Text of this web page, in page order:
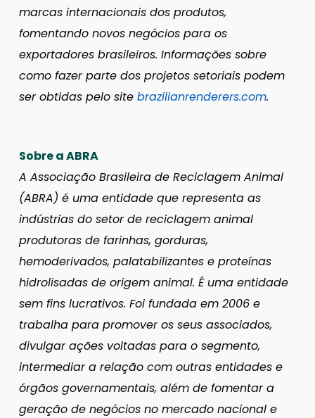
marcas internacionais dos produtos,
fomentando novos negócios para os
exportadores brasileiros. Informações sobre
como fazer parte dos projetos setoriais podem
ser obtidas pelo site brazilianrenderers.com.
Sobre a ABRA
A Associação Brasileira de Reciclagem Animal
(ABRA) é uma entidade que representa as
indústrias do setor de reciclagem animal
produtoras de farinhas, gorduras,
hemoderivados, palatabilizantes e proteínas
hidrolisadas de origem animal. É uma entidade
sem fins lucrativos. Foi fundada em 2006 e
trabalha para promover os seus associados,
divulgar ações voltadas para o segmento,
intermediar a relação com outras entidades e
órgãos governamentais, além de fomentar a
geração de negócios no mercado nacional e